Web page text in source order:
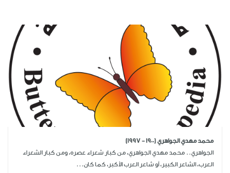
محمد مهدي الجواهري (1900 - 1997)
الجواهري.. محمد مهدي الجواهري، من كبار شعراء عصره، ومن كبار الشعراء
العرب، الشاعر الكبير، أو شاعر العرب الأكبر، كما كان...